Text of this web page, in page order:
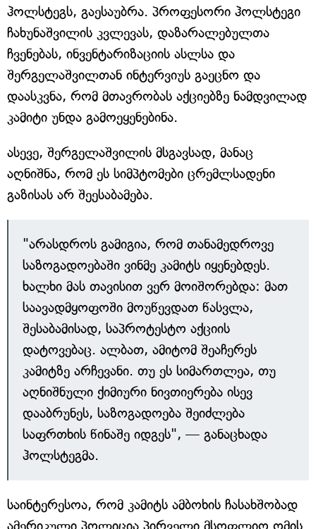
ჰოლსტეგს, გაესაუბრა. პროფესორი ჰოლსტეგი
ჩახუნაშვილის კვლევას, დაზარალებულთა
ჩვენებას, ინვენტარიზაციის ასლსა და
შერგელაშვილთან ინტერვიუს გაეცნო და
დაასკვნა, რომ მთავრობას აქციებზე ნამდვილად
კამიტი უნდა გამოეყენებინა.
ასევე, შერგელაშვილის მსგავსად, მანაც
აღნიშნა, რომ ეს სიმპტომები ცრემლსადენი
გაზისას არ შეესაბამება.
"არასდროს გამიგია, რომ თანამედროვე
საზოგადოებაში ვინმე კამიტს იყენებდეს.
ხალხი მას თავისით ვერ მოიშორებდა: მათ
საავადმყოფოში მოუწევდათ წასვლა,
შესაბამისად, საპროტესტო აქციის
დატოვებაც. ალბათ, ამიტომ შეაჩერეს
კამიტზე არჩევანი. თუ ეს სიმართლეა, თუ
აღნიშნული ქიმიური ნივთიერება ისევ
დააბრუნეს, საზოგადოება შეიძლება
საფრთხის წინაშე იდგეს", — განაცხადა
ჰოლსტეგმა.
საინტერესოა, რომ კამიტს ამბოხის ჩასახშობად